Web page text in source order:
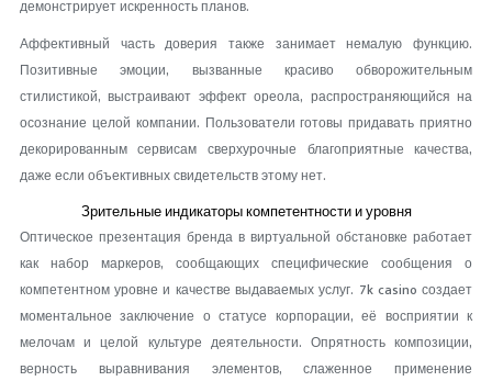
демонстрирует искренность планов.
Аффективный часть доверия также занимает немалую функцию.
Позитивные эмоции, вызванные красиво обворожительным
стилистикой, выстраивают эффект ореола, распространяющийся на
осознание целой компании. Пользователи готовы придавать приятно
декорированным сервисам сверхурочные благоприятные качества,
даже если объективных свидетельств этому нет.
Зрительные индикаторы компетентности и уровня
Оптическое презентация бренда в виртуальной обстановке работает
как набор маркеров, сообщающих специфические сообщения о
компетентном уровне и качестве выдаваемых услуг. 7k casino создает
моментальное заключение о статусе корпорации, её восприятии к
мелочам и целой культуре деятельности. Опрятность композиции,
верность выравнивания элементов, слаженное применение